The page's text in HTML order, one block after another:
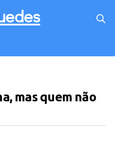
mas quem não